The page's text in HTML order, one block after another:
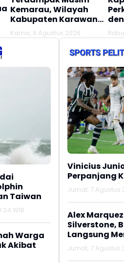
Kemarau, Wilayah
Kabupaten Karawang
Kekeringan Makin
Meluas
Kamis, 6 Agustus 2026
Taiwan
WIB
Warga
Akibat
Vinicius
Perpanjang
Jumat, 7 Agustus
Alex
Silverstone,
Langsung
Jumat, 7 Agustus